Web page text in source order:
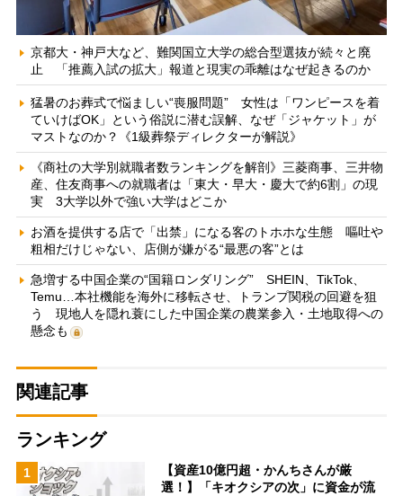
京都大・神戸大など、難関国立大学の総合型選抜が続々と廃
止 「推薦入試の拡大」報道と現実の乖離はなぜ起きるのか
猛暑のお葬式で悩ましい“喪服問題” 女性は「ワンピースを着
ていけばOK」という俗説に潜む誤解、なぜ「ジャケット」が
マストなのか？《1級葬祭ディレクターが解説》
《商社の大学別就職者数ランキングを解剖》三菱商事、三井物
産、住友商事への就職者は「東大・早大・慶大で約6割」の現
実 3大学以外で強い大学はどこか
お酒を提供する店で「出禁」になる客のトホホな生態 嘔吐や
粗相だけじゃない、店側が嫌がる“最悪の客”とは
急増する中国企業の“国籍ロンダリング” SHEIN、TikTok、
Temu…本社機能を海外に移転させ、トランプ関税の回避を狙
う 現地人を隠れ蓑にした中国企業の農業参入・土地取得への
懸念も
関連記事
ランキング
1
【資産10億円超・かんちさんが厳
選！】「キオクシアの次」に資金が流